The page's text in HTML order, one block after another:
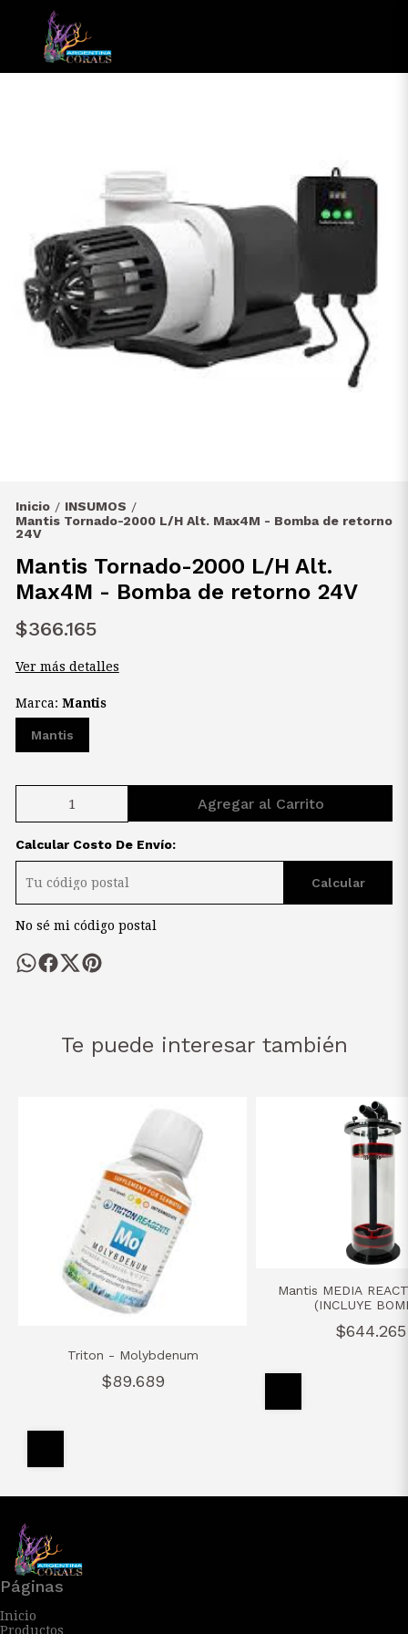
Inicio / INSUMOS /
Mantis Tornado-2000 L/H Alt. Max4M - Bomba de retorno
24V
Mantis Tornado-2000 L/H Alt.
Max4M - Bomba de retorno 24V
$366.165
Ver más detalles
Marca: Mantis
Mantis
Agregar al Carrito
Calcular Costo De Envío:
Calcular
No sé mi código postal
Te puede interesar también
Triton - Molybdenum
$89.689
Mantis MEDIA
(INCLUYE
$644.265
Páginas
Inicio
Productos